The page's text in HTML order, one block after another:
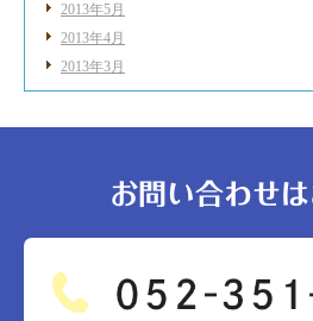
2013年5月
2013年4月
2013年3月
お問い合わせ